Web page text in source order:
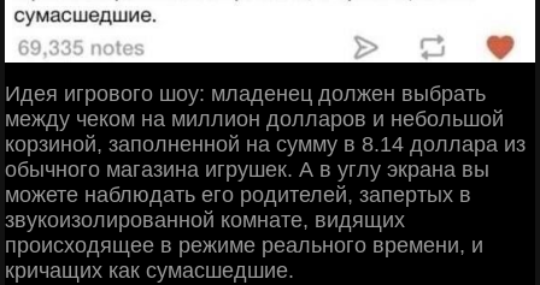
Идея игрового шоу: младенец должен выбрать
между чеком на миллион долларов и небольшой
корзиной, заполненной на сумму в 8.14 доллара из
обычного магазина игрушек. А в углу экрана вы
можете наблюдать его родителей, запертых в
звукоизолированной комнате, видящих
происходящее в режиме реального времени, и
кричащих как сумасшедшие.